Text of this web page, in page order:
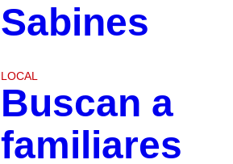
Sabines
LOCAL
Buscan a
familiares